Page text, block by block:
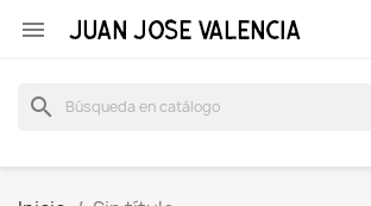

search